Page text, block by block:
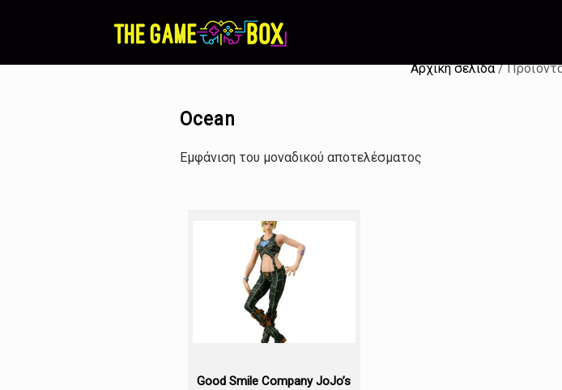
Αρχική σελίδα/ Προϊόντα
Ocean
Εμφάνιση του μοναδικού αποτελέσματος
Good Smile Company JoJo’s